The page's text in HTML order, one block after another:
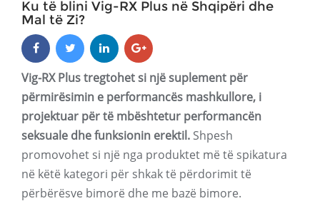
Ku të blini Vig-RX Plus në Shqipëri dhe
Mal të Zi?
Vig-RX Plus tregtohet si një suplement për
përmirësimin e performancës mashkullore, i
projektuar për të mbështetur performancën
seksuale dhe funksionin erektil. Shpesh
promovohet si një nga produktet më të spikatura
në këtë kategori për shkak të përdorimit të
përbërësve bimorë dhe me bazë bimore.